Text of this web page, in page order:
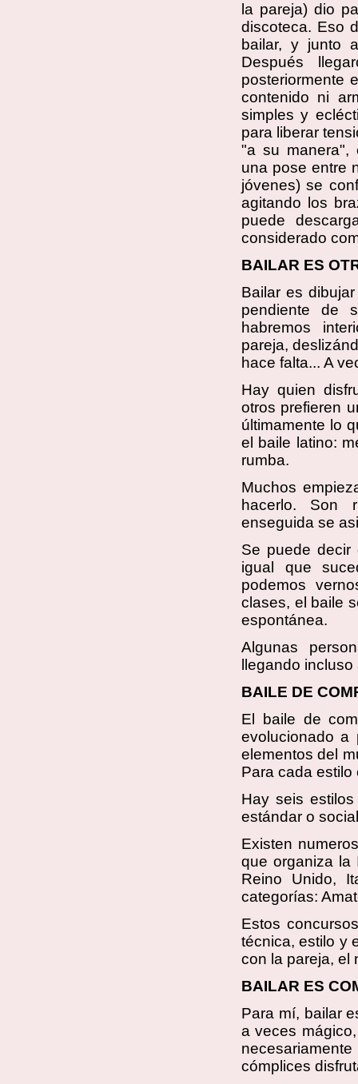
la pareja) dio
discoteca. Eso
bailar, y junto
Después
posteriormente
contenido ni
simples y
para liberar
"a su manera",
una pose entre
jóvenes) se
agitando los
puede
considerado
BAILAR ES
Bailar es
pendiente de
habremos
pareja,
hace falta... A
Hay quien
otros prefieren
últimamente lo
el baile latino:
rumba.
Muchos
hacerlo. Son
enseguida se
Se puede decir
igual que
podemos
clases, el baile
espontánea.
Algunas
llegando
BAILE DE
El baile de
evolucionado a
elementos del
Para cada
Hay seis
estándar o
Existen
que organiza la
Reino Unido,
categorías:
Estos
técnica, estilo y
con la pareja, el
BAILAR ES
Para mí, bailar
a veces
cómplices